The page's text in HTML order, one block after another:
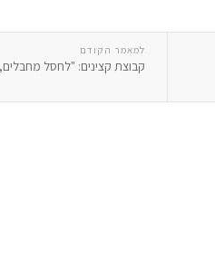
למאמר הקודם
קבוצת קצינים: "לחסל